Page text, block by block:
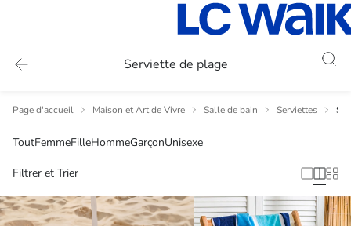
Serviette de plage
Page d'accueil Maison et Art de Vivre Salle de bain Serviettes
ToutFemmeFilleHommeGarçonUnisexe
Filtrer et Trier